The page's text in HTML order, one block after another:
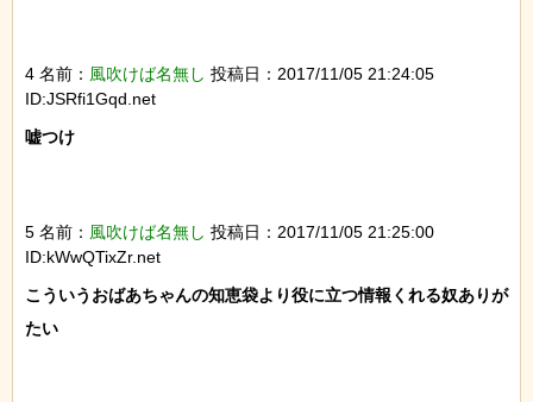
4 名前： 風吹けば名無し 投稿日：2017/11/05 21:24:05
ID:JSRfi1Gqd.net
嘘つけ
5 名前： 風吹けば名無し 投稿日：2017/11/05 21:25:00
ID:kWwQTixZr.net
こういうおばあちゃんの知恵袋より役に立つ情報くれる奴ありが
たい